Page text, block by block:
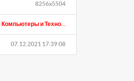
8256x5504
Компьютеры и Техно...
07.12.2021 17:39:08